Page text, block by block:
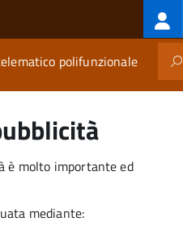
polifunzionale
è molto importante ed
mediante: